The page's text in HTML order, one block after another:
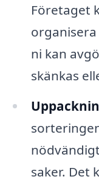
Företaget
ni kan
skänkas
saker. Det